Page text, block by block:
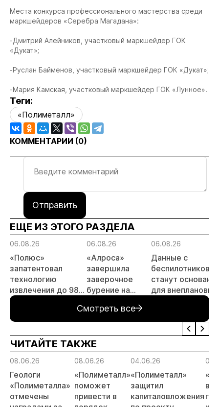
Места конкурса профессионального мастерства среди
маркшейдеров «Серебра Магадана»:
-Дмитрий Алейников, участковый маркшейдер ГОК
«Дукат»;
-Руслан Байменов, участковый маркшейдер ГОК «Дукат»;
-Мария Камская, участковый маркшейдер ГОК «Лунное».
Теги:
«Полиметалл»
КОММЕНТАРИИ (0)
Отправить
ЕЩЕ ИЗ ЭТОГО РАЗДЕЛА
06.08.26
«Полюс»
запатентовал
технологию
извлечения до 98%
золота из
металлургического
шлака
06.08.26
«Алроса»
завершила
заверочное
бурение на
месторождении
Дегдекан
06.08.26
Данные с
беспилотников
станут
для внеплановых
Смотреть все
ЧИТАЙТЕ ТАКЖЕ
08.06.26
Геологи
«Полиметалла»
отмечены
08.06.26
«Полиметалл»
поможет
привести в
04.06.26
«Полиметалл»
защитил
капиталовложения